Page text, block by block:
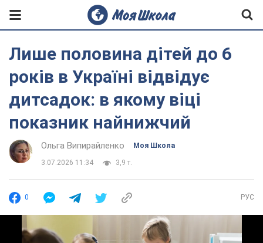
Лише половина дітей до 6
років в Україні відвідує
дитсадок: в якому віці
показник найнижчий
Ольга Випирайленко Моя Школа
3.07.2026 11:34 3,9 т.
0 РУС